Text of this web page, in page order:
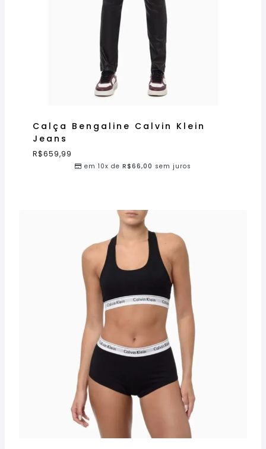
Calça Bengaline Calvin Klein
Jeans
R$659,99
em 10x de R$66,00 sem juros